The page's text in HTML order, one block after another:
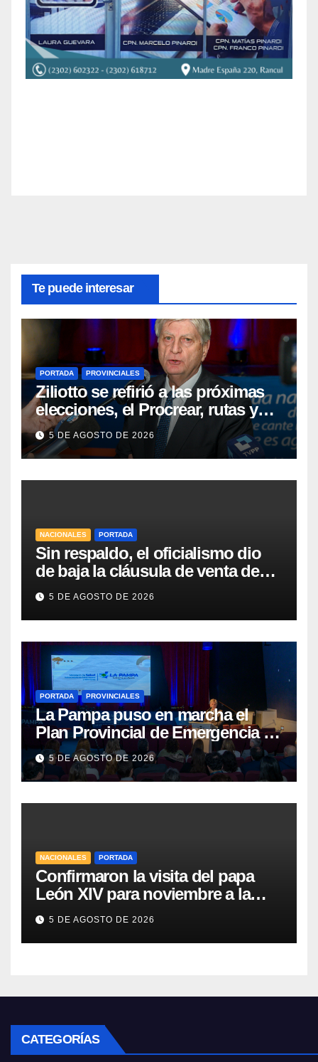
Te puede interesar
PORTADA PROVINCIALES
Ziliotto se refirió a las próximas
elecciones, el Procrear, rutas y
Vaca Muerta
5 DE AGOSTO DE 2026
NACIONALES PORTADA
Sin respaldo, el oficialismo dio
de baja la cláusula de venta de
tierras a extranjeros para salvar la
sesión
5 DE AGOSTO DE 2026
PORTADA PROVINCIALES
La Pampa puso en marcha el
Plan Provincial de Emergencia en
Salud Mental
5 DE AGOSTO DE 2026
NACIONALES PORTADA
Confirmaron la visita del papa
León XIV para noviembre a la
Argentina
5 DE AGOSTO DE 2026
CATEGORÍAS